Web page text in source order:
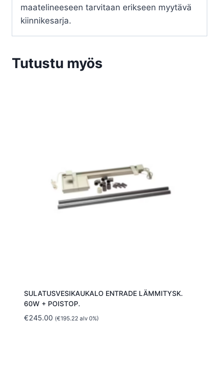
maatelineeseen tarvitaan erikseen myytävä
kiinnikesarja.
Tutustu myös
SULATUSVESIKAUKALO ENTRADE LÄMMITYSK.
60W + POISTOP.
€245.00 (€195.22alv 0%)